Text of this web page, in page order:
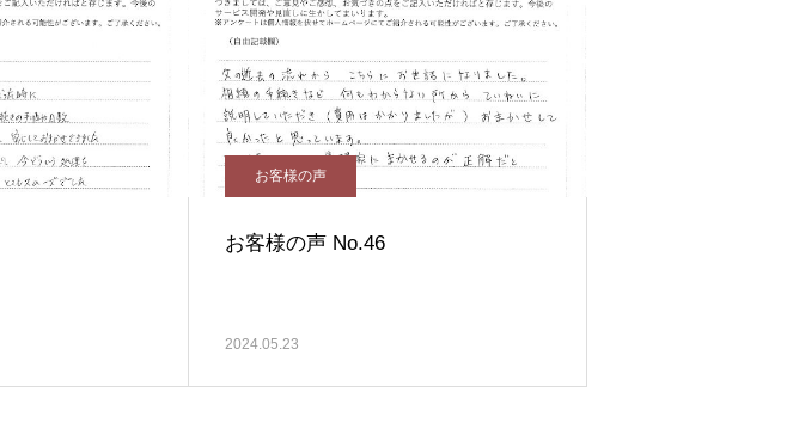
お客様の声
お客様の声 No.46
2024.05.23